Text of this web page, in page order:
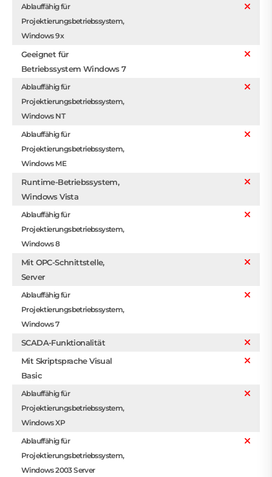
Ablauffähig für
Projektierungsbetriebssystem,
Windows 9x
Geeignet für
Betriebssystem Windows 7
Ablauffähig für
Projektierungsbetriebssystem,
Windows NT
Ablauffähig für
Projektierungsbetriebssystem,
Windows ME
Runtime-Betriebssystem,
Windows Vista
Ablauffähig für
Projektierungsbetriebssystem,
Windows 8
Mit OPC-Schnittstelle,
Server
Ablauffähig für
Projektierungsbetriebssystem,
Windows 7
SCADA-Funktionalität
Mit Skriptsprache Visual
Basic
Ablauffähig für
Projektierungsbetriebssystem,
Windows XP
Ablauffähig für
Projektierungsbetriebssystem,
Windows 2003 Server